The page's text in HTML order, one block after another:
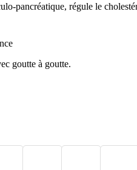
pancréatique, régule le
goutte à goutte.